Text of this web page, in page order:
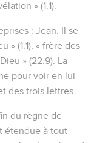
» (1.1).
: Jean. Il se
» (1.1), « frère des
» (22.9). La
pour voir en lui
des trois lettres.
du règne de
étendue à tout